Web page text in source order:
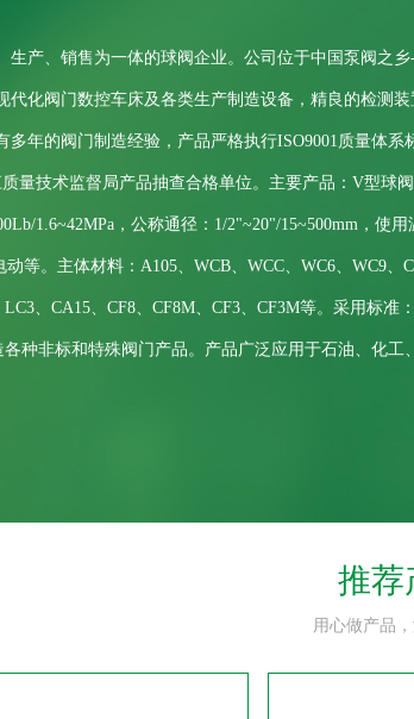
产、销售为一体的球阀企业。公司位于中国泵阀之乡-
化阀门数控车床及各类生产制造设备，精良的检测装
年的阀门制造经验，产品严格执行ISO9001质量体系
量技术监督局产品抽查合格单位。主要产品：V型球
1.6~42MPa，公称通径：1/2"~20"/15~500mm，使用
。主体材料：A105、WCB、WCC、WC6、WC9、
、CA15、CF8、CF8M、CF3、CF3M等。采用标准
种非标和特殊阀门产品。产品广泛应用于石油、化工
推荐
用心做产品